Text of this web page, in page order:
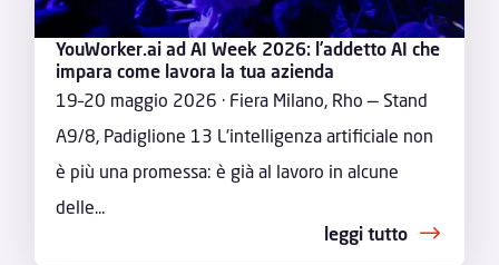
YouWorker.ai ad AI Week 2026: l’addetto AI che
impara come lavora la tua azienda
19–20 maggio 2026 · Fiera Milano, Rho — Stand
A9/8, Padiglione 13 L'intelligenza artificiale non
è più una promessa: è già al lavoro in alcune
delle...
leggi tutto